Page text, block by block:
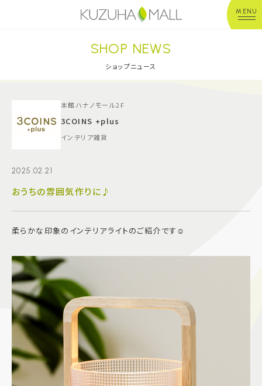
MENU
年中無休平 日：10:00~20:00
※店舗により異なる
ショップガイド
グルメ＆フード
イベント
アクセス＆駐車場
よくあるご質問
サイトマップ
プライバシーポリシー
SHOP NEWS
ショップニュース
本館ハナノモール2F
3COINS +plus
インテリア雑貨
2025.02.21
おうちの雰囲気作りに♪
柔らかな印象のインテリアライトのご紹介です☺